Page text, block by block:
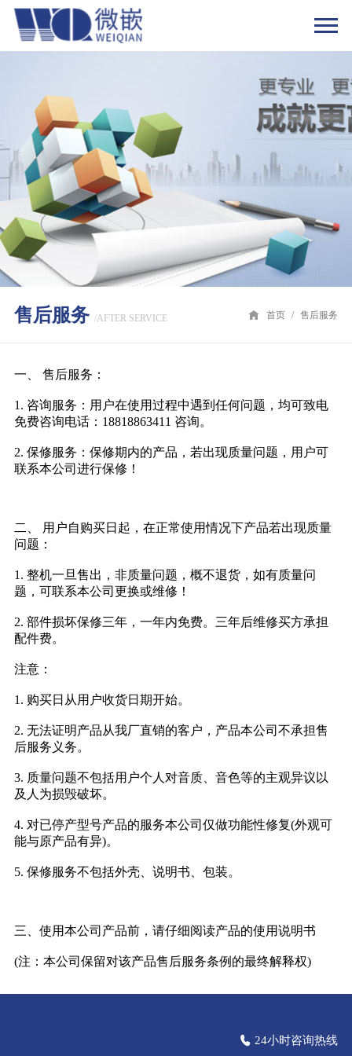
售后服务 /AFTER SERVICE 首页 / 售后服务
一、 售后服务：
1. 咨询服务：用户在使用过程中遇到任何问题，均可致电
免费咨询电话：18818863411 咨询。
2. 保修服务：保修期内的产品，若出现质量问题，用户可
联系本公司进行保修！
二、 用户自购买日起，在正常使用情况下产品若出现质量
问题：
1. 整机一旦售出，非质量问题，概不退货，如有质量问
题，可联系本公司更换或维修！
2. 部件损坏保修三年，一年内免费。三年后维修买方承担
配件费。
注意：
1. 购买日从用户收货日期开始。
2. 无法证明产品从我厂直销的客户，产品本公司不承担售
后服务义务。
3. 质量问题不包括用户个人对音质、音色等的主观异议以
及人为损毁破坏。
4. 对已停产型号产品的服务本公司仅做功能性修复(外观可
能与原产品有异)。
5. 保修服务不包括外壳、说明书、包装。
三、使用本公司产品前，请仔细阅读产品的使用说明书
(注：本公司保留对该产品售后服务条例的最终解释权)
24小时咨询热线